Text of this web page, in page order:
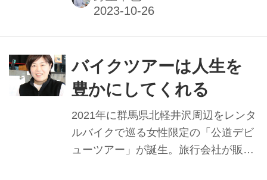
設。一般業務から重整備まで、同ブラ
済み）となっており、二輪専門メディ
アで本紙が初取材した。その施設と研
修内容を紹介する。
バイクツアーは人生を
豊かにしてくれる
2021年に群馬県北軽井沢周辺をレンタ
ルバイクで巡る女性限定の「公道デビ
ューツアー」が誕生。旅行会社が販売